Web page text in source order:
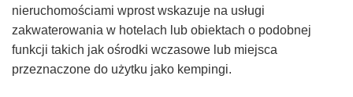
nieruchomościami wprost wskazuje na usługi
zakwaterowania w hotelach lub obiektach o podobnej
funkcji takich jak ośrodki wczasowe lub miejsca
przeznaczone do użytku jako kempingi.